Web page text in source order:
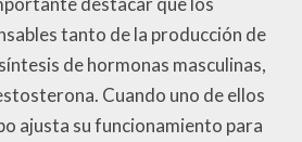
tanto de la producción de
de hormonas masculinas,
Cuando uno de ellos
ajusta su funcionamiento para